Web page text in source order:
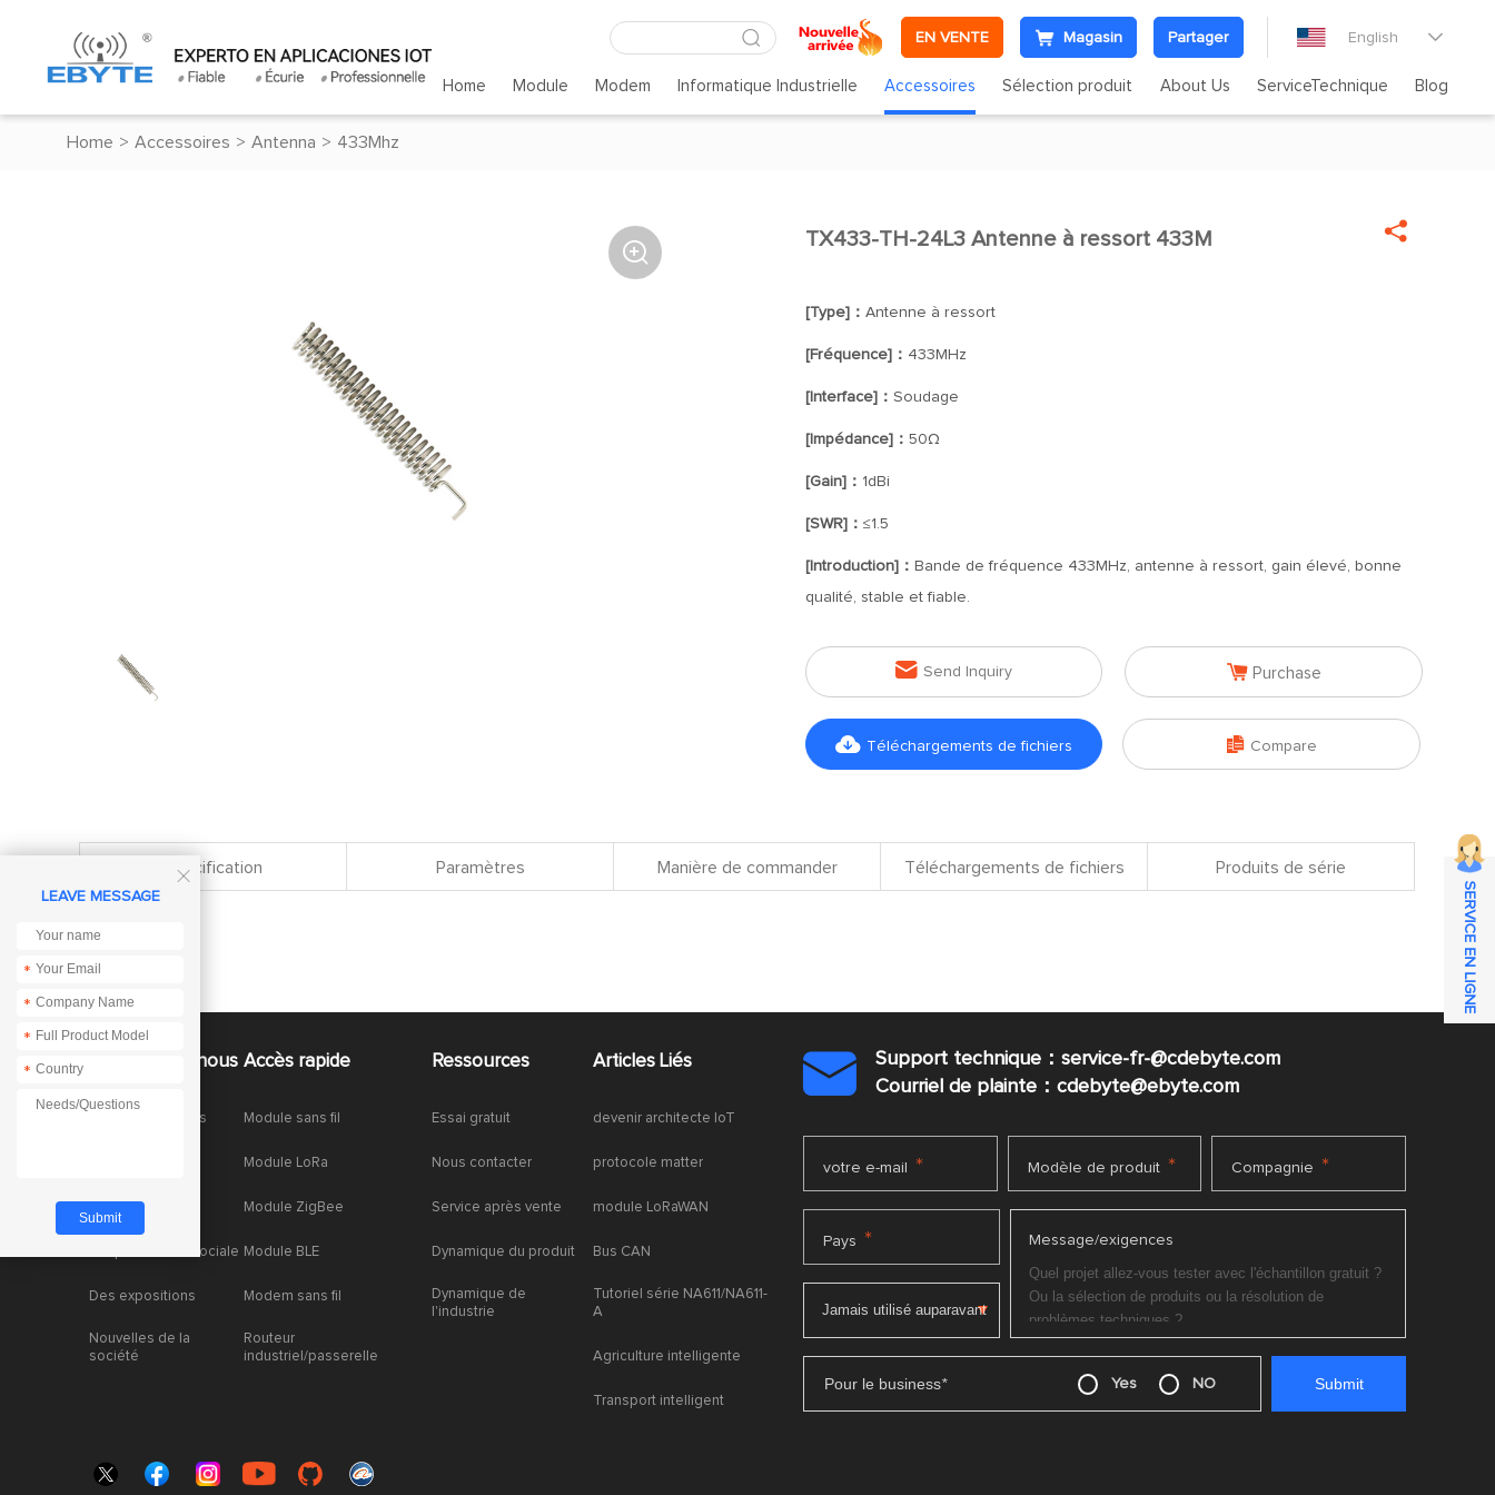
EN VENTE Magasin Partager English 
Home Module Modem Informatique Industrielle Accessoires Sélection produit About Us ServiceTechnique Blog
Home > Accessoires > Antenna > 433Mhz

TX433-TH-24L3 Antenne à ressort 433M 
[Type]： Antenne à ressort
[Fréquence]： 433MHz
[Interface]： Soudage
[Impédance]： 50Ω
[Gain]： 1dBi
[SWR]： ≤1.5
[Introduction]： Bande de fréquence 433MHz, antenne à ressort, gain élevé, bonne
qualité, stable et fiable.
 Send Inquiry  Purchase
 Téléchargements de fichiers  Compare
Spécification Paramètres Manière de commander Téléchargements de fichiers Produits de série
À propos de nous
À propos de nous
Partenariat
Responsabilité sociale
Des expositions
Nouvelles de la
société
Accès rapide
Module sans fil
Module LoRa
Module ZigBee
Module BLE
Modem sans fil
Routeur
industriel/passerelle
Ressources
Essai gratuit
Nous contacter
Service après vente
Dynamique du produit
Dynamique de
l'industrie
Articles Liés
devenir architecte IoT
protocole matter
module LoRaWAN
Bus CAN
Tutoriel série NA611/NA611-
A
Agriculture intelligente
Transport intelligent

Support technique：service-fr-@cdebyte.com
Courriel de plainte：cdebyte@ebyte.com
votre e-mail * Modèle de produit * Compagnie *
Pays * Message/exigences
Pour le business* Yes NO

LEAVE MESSAGE
*
*
*
*
SERVICE EN LIGNE